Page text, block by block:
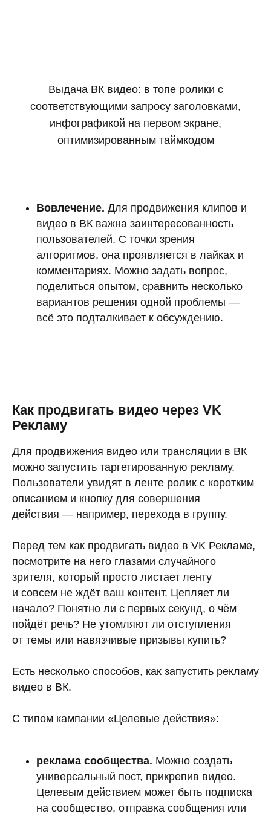
Выдача ВК видео: в топе ролики с
соответствующими запросу заголовками,
инфографикой на первом экране,
оптимизированным таймкодом
Вовлечение. Для продвижения клипов и
видео в ВК важна заинтересованность
пользователей. С точки зрения
алгоритмов, она проявляется в лайках и
комментариях. Можно задать вопрос,
поделиться опытом, сравнить несколько
вариантов решения одной проблемы —
всё это подталкивает к обсуждению.
Как продвигать видео через VK
Рекламу
Для продвижения видео или трансляции в ВК
можно запустить таргетированную рекламу.
Пользователи увидят в ленте ролик с коротким
описанием и кнопку для совершения
действия — например, перехода в группу.
Перед тем как продвигать видео в VK Рекламе,
посмотрите на него глазами случайного
зрителя, который просто листает ленту
и совсем не ждёт ваш контент. Цепляет ли
начало? Понятно ли с первых секунд, о чём
пойдёт речь? Не утомляют ли отступления
от темы или навязчивые призывы купить?
Есть несколько способов, как запустить рекламу
видео в ВК.
С типом кампании «Целевые действия»:
реклама сообщества. Можно создать
универсальный пост, прикрепив видео.
Целевым действием может быть подписка
на сообщество, отправка сообщения или